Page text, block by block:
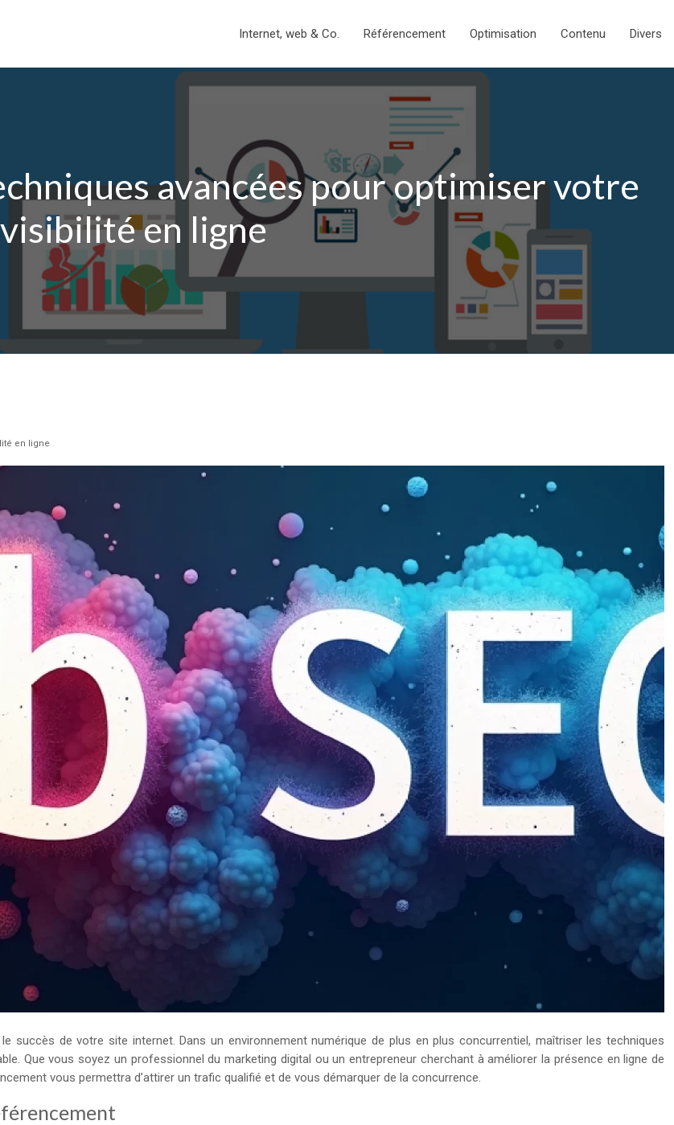
Internet, web & Co. Référencement Optimisation Contenu Divers
avancées pour optimiser votre
visibilité en ligne
en ligne
de votre site internet. Dans un environnement numérique de plus en plus concurrentiel, maîtriser les techniques
Que vous soyez un professionnel du marketing digital ou un entrepreneur cherchant à améliorer la présence en ligne de
vous permettra d’attirer un trafic qualifié et de vous démarquer de la concurrence.